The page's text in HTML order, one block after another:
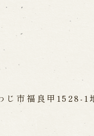
市福良甲1528-1